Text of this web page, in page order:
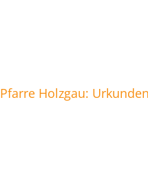
Pfarre Holzgau: Urkunden